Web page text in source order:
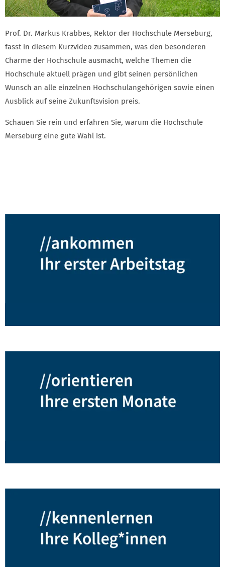
Prof. Dr. Markus Krabbes, Rektor der Hochschule Merseburg,
fasst in diesem Kurzvideo zusammen, was den besonderen
Charme der Hochschule ausmacht, welche Themen die
Hochschule aktuell prägen und gibt seinen persönlichen
Wunsch an alle einzelnen Hochschulangehörigen sowie einen
Ausblick auf seine Zukunftsvision preis.
Schauen Sie rein und erfahren Sie, warum die Hochschule
Merseburg eine gute Wahl ist.